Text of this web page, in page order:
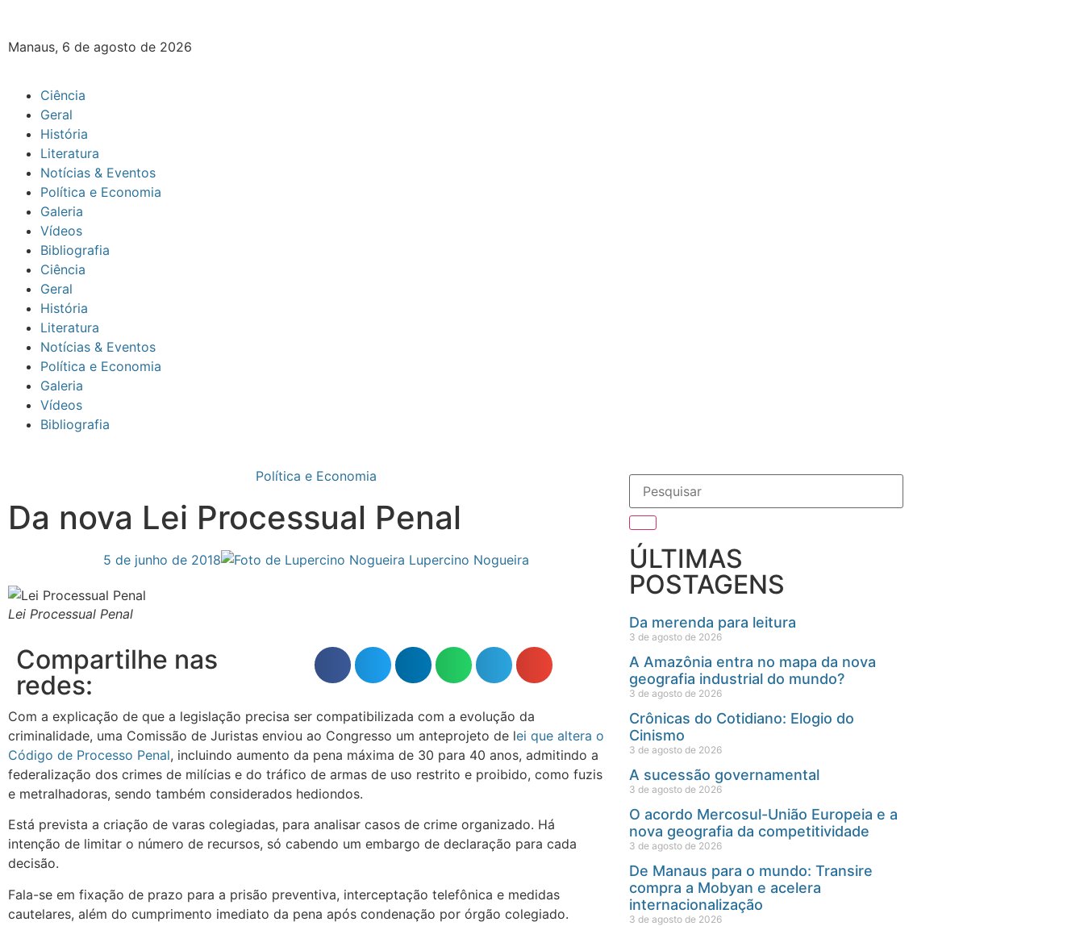
Manaus, 6 de agosto de 2026
Ciência
Geral
História
Literatura
Notícias & Eventos
Política e Economia
Galeria
Vídeos
Bibliografia
Ciência
Geral
História
Literatura
Notícias & Eventos
Política e Economia
Galeria
Vídeos
Bibliografia
Política e Economia
Da nova Lei Processual Penal
5 de junho de 2018 Lupercino Nogueira
Lei Processual Penal
Compartilhe nas
redes:
Com a explicação de que a legislação precisa ser compatibilizada com a evolução da
criminalidade, uma Comissão de Juristas enviou ao Congresso um anteprojeto de lei que altera o
Código de Processo Penal, incluindo aumento da pena máxima de 30 para 40 anos, admitindo a
federalização dos crimes de milícias e do tráfico de armas de uso restrito e proibido, como fuzis
e metralhadoras, sendo também considerados hediondos.
Está prevista a criação de varas colegiadas, para analisar casos de crime organizado. Há
intenção de limitar o número de recursos, só cabendo um embargo de declaração para cada
decisão.
Fala-se em fixação de prazo para a prisão preventiva, interceptação telefônica e medidas
cautelares, além do cumprimento imediato da pena após condenação por órgão colegiado.
ÚLTIMAS
POSTAGENS
Da merenda para leitura
3 de agosto de 2026
A Amazônia entra no mapa da nova
geografia industrial do mundo?
3 de agosto de 2026
Crônicas do Cotidiano: Elogio do
Cinismo
3 de agosto de 2026
A sucessão governamental
3 de agosto de 2026
O acordo Mercosul-União Europeia e a
nova geografia da competitividade
3 de agosto de 2026
De Manaus para o mundo: Transire
compra a Mobyan e acelera
internacionalização
3 de agosto de 2026